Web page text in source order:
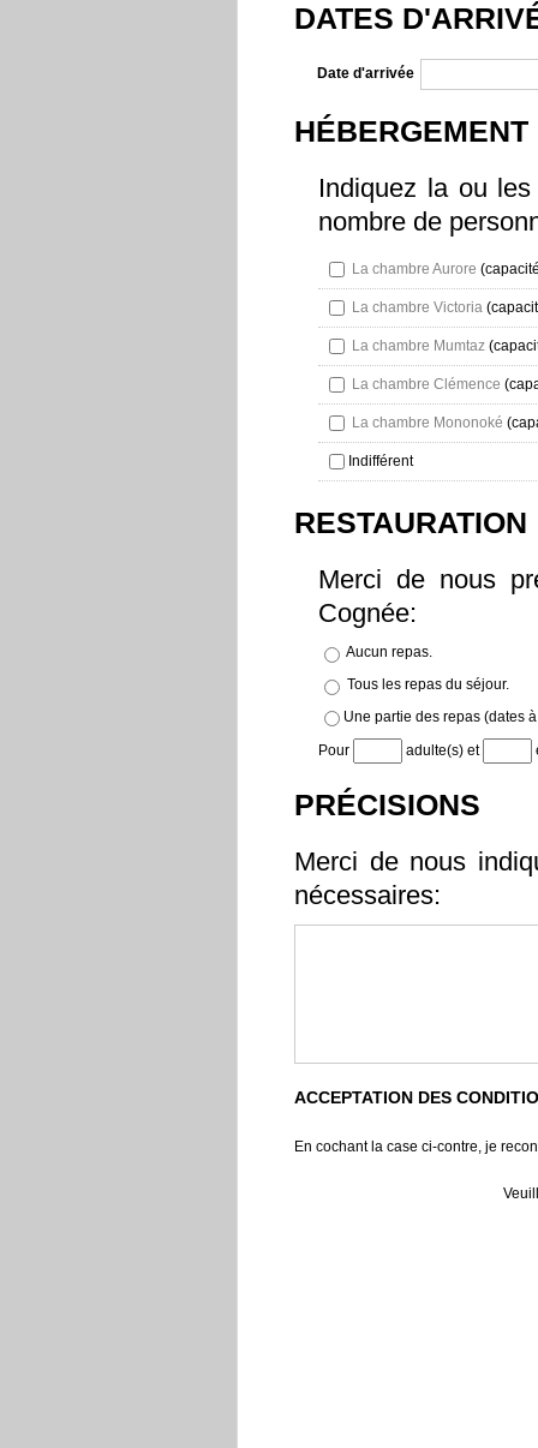
DATES
Date d'arrivée
HÉBERGEMENT
Indiquez la ou
nombre de
La chambre Aurore
La chambre Victoria
La chambre Mumtaz
La chambre Clémence
La chambre Mononoké
Indifférent
RESTAURATION
Merci de nous
Cognée:
Aucun repas.
Tous les repas du séjour.
Une partie des repas (dates
Pour adulte(s) et
PRÉCISIONS
Merci de nous
nécessaires:
ACCEPTATION DES
En cochant la case ci-contre, je